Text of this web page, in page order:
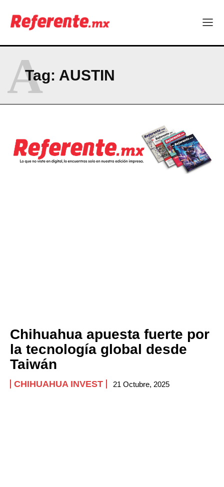
Tag: AUSTIN
A
Chihuahua apuesta fuerte por
la tecnología global desde
Taiwán
CHIHUAHUA INVEST 21 Octubre, 2025